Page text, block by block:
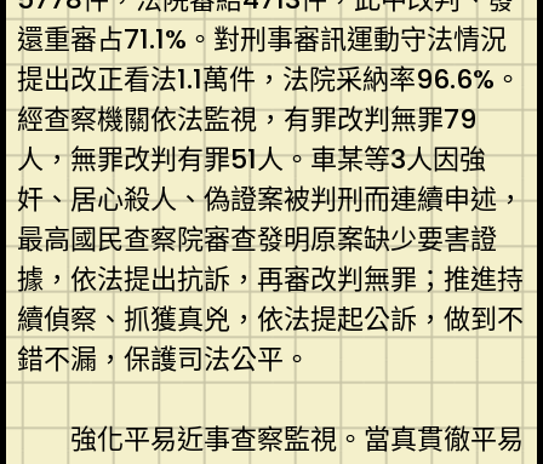
還重審占71.1%。對刑事審訊運動守法情況
提出改正看法1.1萬件，法院采納率96.6%。
經查察機關依法監視，有罪改判無罪79
人，無罪改判有罪51人。車某等3人因強
奸、居心殺人、偽證案被判刑而連續申述，
最高國民查察院審查發明原案缺少要害證
據，依法提出抗訴，再審改判無罪；推進持
續偵察、抓獲真兇，依法提起公訴，做到不
錯不漏，保護司法公平。
強化平易近事查察監視。當真貫徹平易